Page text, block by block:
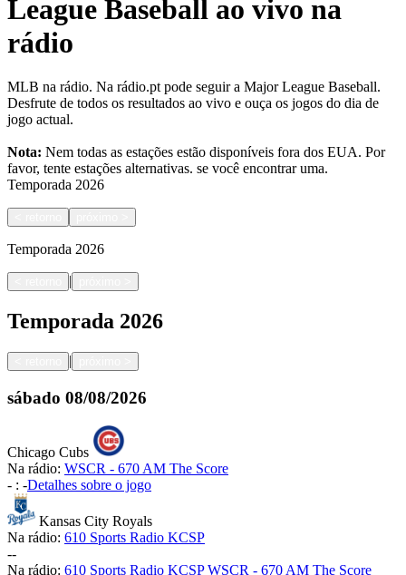
League Baseball ao vivo na
rádio
MLB na rádio. Na rádio.pt pode seguir a Major League Baseball.
Desfrute de todos os resultados ao vivo e ouça os jogos do dia de
jogo actual.
Nota: Nem todas as estações estão disponíveis fora dos EUA. Por
favor, tente estações alternativas. se você encontrar uma.
Temporada 2026
Temporada 2026
|
Temporada 2026
|
sábado 08/08/2026
Chicago Cubs
Na rádio: WSCR - 670 AM The Score
- : -Detalhes sobre o jogo
Kansas City Royals
Na rádio: 610 Sports Radio KCSP
--
Na rádio: 610 Sports Radio KCSP WSCR - 670 AM The Score